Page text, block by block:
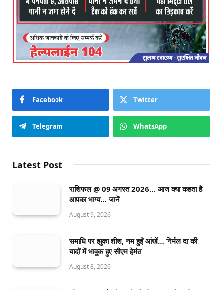
Facebook Twitter
Telegram WhatsApp
Latest Post
राशिफल @ 09 अगस्त 2026… आज क्या कहता है
आपका भाग्य… जानें
August 9, 2026
समाधि पर झुका शीश, नम हुईं आंखें… निर्मल दा की
यादों में भावुक हुए सीएम हेमंत
August 8, 2026